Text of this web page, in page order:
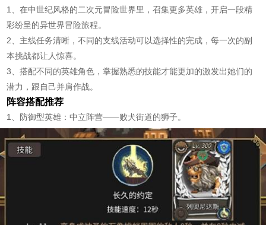
1、在中世纪风格的二次元冒险世界里，召集更多英雄，开启一段精
彩纷呈的异世界冒险旅程。
2、主线任务清晰，不同的支线活动可以选择性的完成，每一次的副
本挑战都让人惊喜。
3、搭配不同的英雄角色，掌握熟悉的技能才能更加的激发出她们的
潜力，跟自己并肩作战。
阵容搭配推荐
1、防御型英雄：中立阵营——败犬街道的狮子。